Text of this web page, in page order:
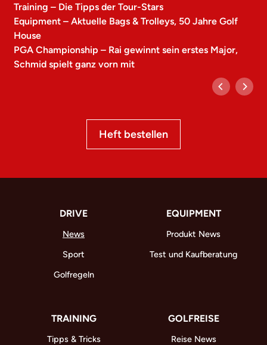
Training – Die Tipps der Tour-Stars
Equipment – Aktuelle Bags & Trolleys, 50 Jahre Golf
House
PGA Championship – Rai gewinnt sein erstes Major,
Schmid spielt ganz vorn mit
Heft bestellen
DRIVE
News
Sport
Golfregeln
EQUIPMENT
Produkt News
Test und Kaufberatung
TRAINING
Tipps & Tricks
GOLFREISE
Reise News